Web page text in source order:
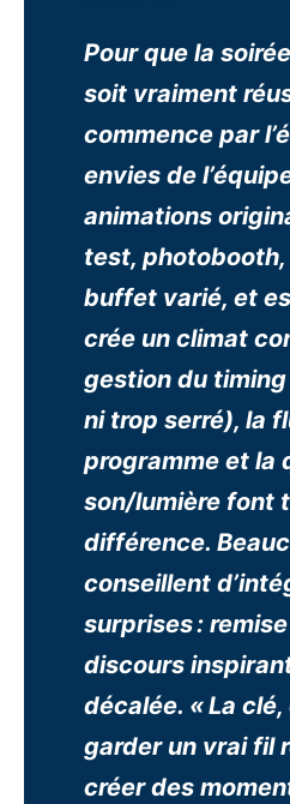
Pour que la
soit vraiment
commence par
envies de
animations
test,
buffet varié, et
crée un climat
gestion du
ni trop serré), la
programme et la
son/lumière font
différence.
conseillent
surprises :
discours
décalée. « La clé,
garder un vrai fil
créer des